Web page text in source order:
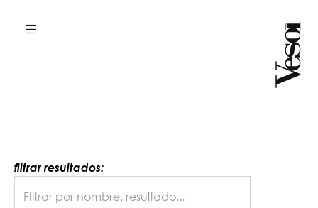
filtrar resultados: